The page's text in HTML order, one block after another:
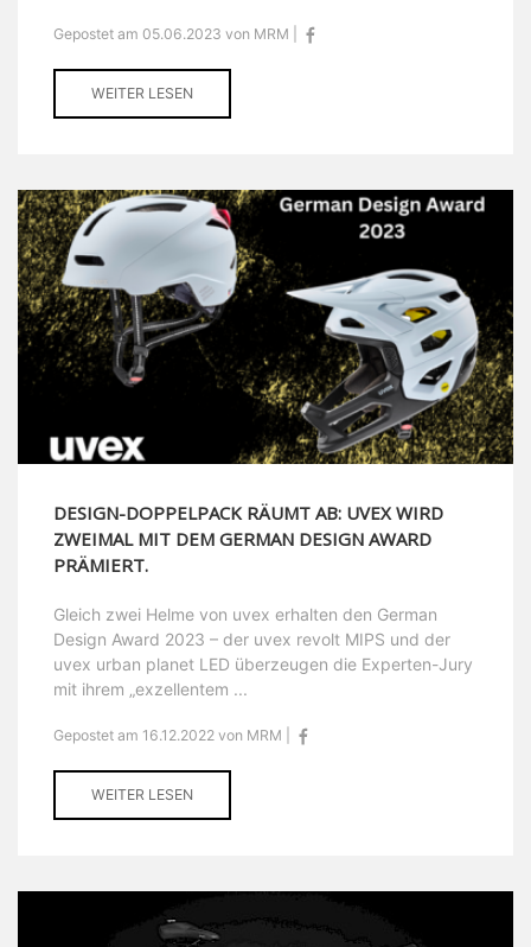
Gepostet am 05.06.2023 von MRM |
WEITER LESEN
DESIGN-DOPPELPACK RÄUMT AB: UVEX WIRD
ZWEIMAL MIT DEM GERMAN DESIGN AWARD
PRÄMIERT.
Gleich zwei Helme von uvex erhalten den German
Design Award 2023 – der uvex revolt MIPS und der
uvex urban planet LED überzeugen die Experten-Jury
mit ihrem „exzellentem ...
Gepostet am 16.12.2022 von MRM |
WEITER LESEN